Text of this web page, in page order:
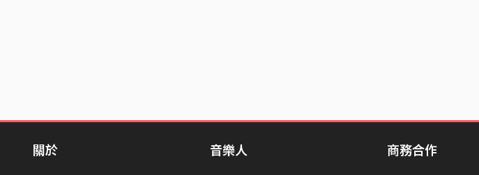
關於 音樂人 商務合作